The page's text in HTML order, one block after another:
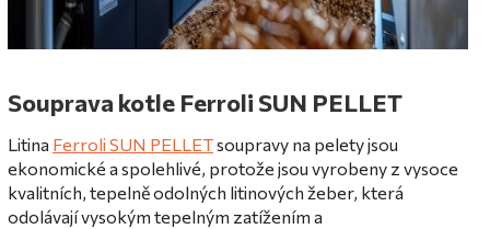
Souprava kotle Ferroli SUN PELLET
Litina Ferroli SUN PELLETsoupravy na pelety jsou
ekonomické a spolehlivé, protože jsou vyrobeny z vysoce
kvalitních, tepelně odolných litinových žeber, která
odolávají vysokým tepelným zatížením a